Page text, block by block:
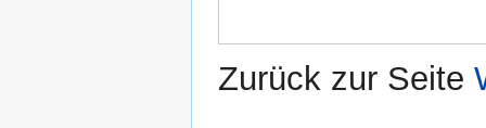
Zurück zur Seite